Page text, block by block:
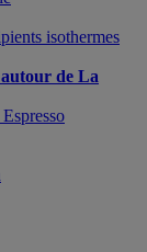
isothermes
de La